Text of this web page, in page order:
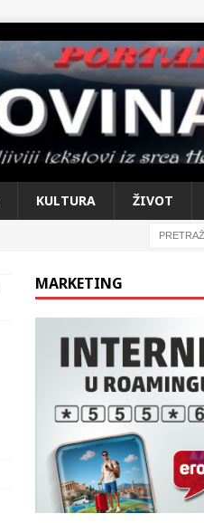
KULTURA ŽIVOT
MARKETING